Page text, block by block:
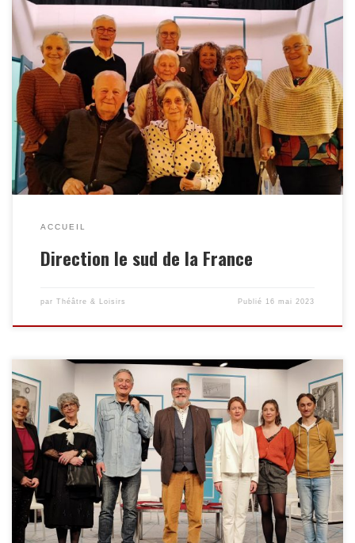
Direction le midi de la France . C’est avec une grande émotion
que nous apprenons le départ de Christian Saulnier, régisseur
général du Théâtre de Basse-Goulaine, après 46 années de
loyaux services. Nous tenons à rendre hommage à ce grand
professionnel du spectacle, qui a dédié sa vie à son métier et
permis de faire briller le théâtre de Basse-Goulaine. […]
ACCUEIL
Direction le sud de la France
par Théâtre & Loisirs Publié 16 mai 2023
» Toc Toc » c’est terminé pour la saison 2023 avec plus de 2500
spectateurs. Succès obtenu grâce aux comédiens, metteur en
scène et toutes les actions des adhérents de l’association. Chers
spectateurs merci de nous avoir rendu visite. Nous vous
donnons RDV l’année prochaine pour une autre aventure.